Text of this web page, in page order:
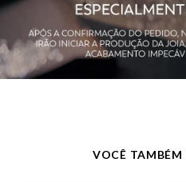
Acabamento
VOCÊ TAMBÉM